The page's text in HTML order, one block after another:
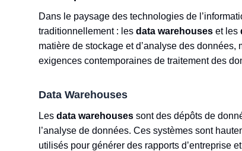
Dans le paysage des technologies de
traditionnellement : les data warehouses et les
matière de stockage et d’analyse des
exigences contemporaines de traitement des
Data Warehouses
Les data warehouses sont des dépôts de
l’analyse de données. Ces systèmes sont
utilisés pour générer des rapports d’entreprise